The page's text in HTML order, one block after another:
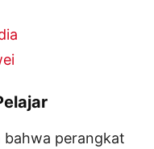
bahwa perangkat